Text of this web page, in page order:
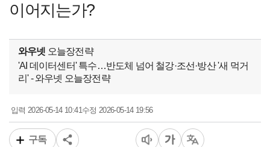
이어지는가?
와우넷 오늘장전략
'AI 데이터센터' 특수…반도체 넘어 철강·조선·방산 '새 먹거
리' - 와우넷 오늘장전략
입력2026-05-14 10:41수정 2026-05-14 19:56
구독